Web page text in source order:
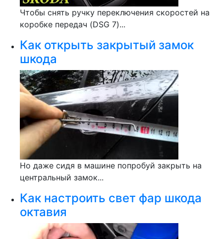
Чтобы снять ручку переключения скоростей на
коробке передач (DSG 7)...
Как открыть закрытый замок
шкода
Но даже сидя в машине попробуй закрыть на
центральный замок...
Как настроить свет фар шкода
октавия